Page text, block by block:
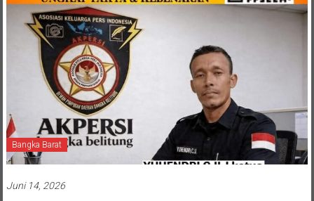
Bangka Barat
Juni 14, 2026